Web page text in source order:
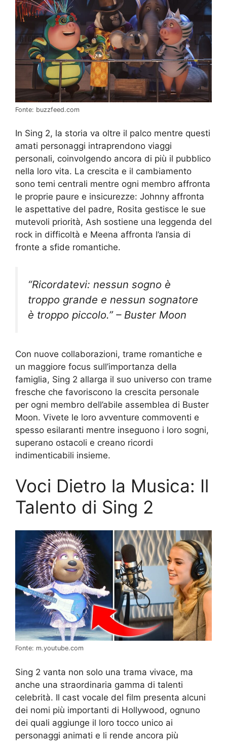
Fonte: buzzfeed.com
In Sing 2, la storia va oltre il palco mentre questi
amati personaggi intraprendono viaggi
personali, coinvolgendo ancora di più il pubblico
nella loro vita. La crescita e il cambiamento
sono temi centrali mentre ogni membro affronta
le proprie paure e insicurezze: Johnny affronta
le aspettative del padre, Rosita gestisce le sue
mutevoli priorità, Ash sostiene una leggenda del
rock in difficoltà e Meena affronta l’ansia di
fronte a sfide romantiche.
“Ricordatevi: nessun sogno è
troppo grande e nessun sognatore
è troppo piccolo.” – Buster Moon
Con nuove collaborazioni, trame romantiche e
un maggiore focus sull’importanza della
famiglia, Sing 2 allarga il suo universo con trame
fresche che favoriscono la crescita personale
per ogni membro dell’abile assemblea di Buster
Moon. Vivete le loro avventure commoventi e
spesso esilaranti mentre inseguono i loro sogni,
superano ostacoli e creano ricordi
indimenticabili insieme.
Voci Dietro la Musica: Il
Talento di Sing 2
Fonte: m.youtube.com
Sing 2 vanta non solo una trama vivace, ma
anche una straordinaria gamma di talenti
celebrità. Il cast vocale del film presenta alcuni
dei nomi più importanti di Hollywood, ognuno
dei quali aggiunge il loro tocco unico ai
personaggi animati e li rende ancora più